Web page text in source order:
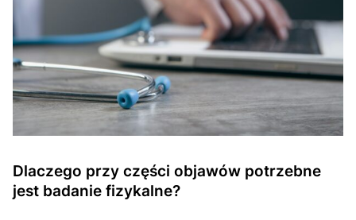
Dlaczego przy części objawów potrzebne
jest badanie fizykalne?